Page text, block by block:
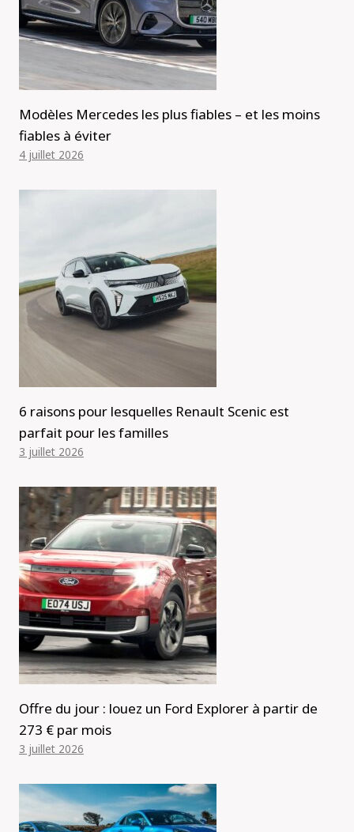
Modèles Mercedes les plus fiables – et les moins
fiables à éviter
4 juillet 2026
6 raisons pour lesquelles Renault Scenic est
parfait pour les familles
3 juillet 2026
Offre du jour : louez un Ford Explorer à partir de
273 € par mois
3 juillet 2026